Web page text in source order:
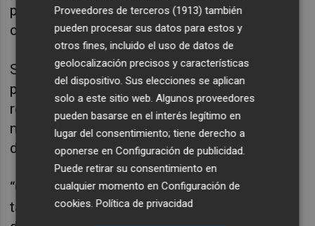
pertenencia, y así lo destila en sus tres
cortometrajes.
Su nueva pieza será distribuida en nuestro
país por Marvin&Wayne, empresa
responsable de dar difusión tanto a obras
narrativas como experimentales, actuales y
de la última década.
“Cuesta mucho ver a cineastas que asumen
tantos riesgos, que tengan personalidad
Proveedores de terceros (1913) también
pueden procesar sus datos para estos y
otros fines, incluido el uso de datos de
geolocalización precisos y características
del dispositivo. Sus elecciones se aplican
solo a este sitio web. Algunos proveedores
pueden basarse en el interés legítimo en
lugar del consentimiento; tiene derecho a
oponerse enConfiguración de publicidad
Puede retirar su consentimiento en
cualquier momento enConfiguración de
cookies .Política de privacidad